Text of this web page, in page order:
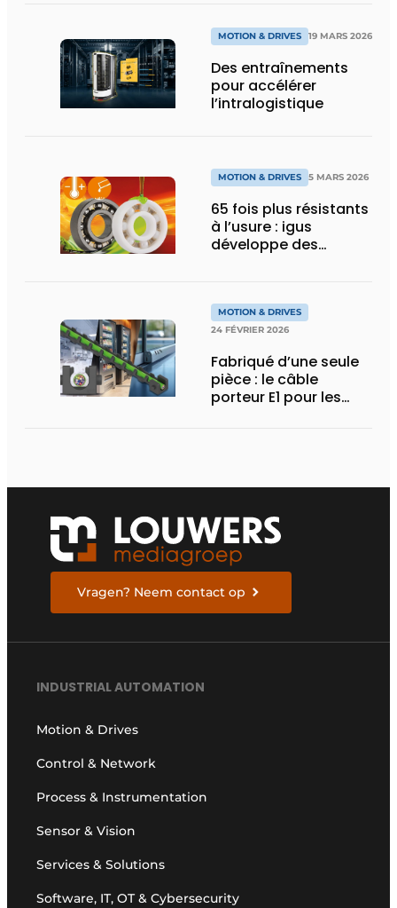
maximales
MOTION & DRIVES 19 MARS 2026
Des entraînements
pour accélérer
l’intralogistique
MOTION & DRIVES 5 MARS 2026
65 fois plus résistants
à l’usure : igus
développe des
MOTION & DRIVES
24 FÉVRIER 2026
Fabriqué d’une seule
pièce : le câble
porteur E1 pour les
Vragen? Neem contact op
INDUSTRIAL AUTOMATION
Motion & Drives
Control & Network
Process & Instrumentation
Sensor & Vision
Services & Solutions
Software, IT, OT & Cybersecurity